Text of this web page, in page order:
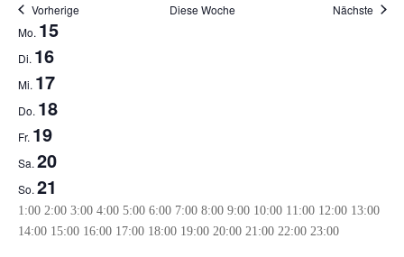
Vorherige Diese Woche Nächste
Woche
von
Veranstaltungen
Mo. 15
Di. 16
Mi. 17
Do. 18
Fr. 19
Sa. 20
So. 21
0:00
1:00 2:00 3:00 4:00 5:00 6:00 7:00 8:00 9:00 10:00 11:00 12:00 13:00
14:00 15:00 16:00 17:00 18:00 19:00 20:00 21:00 22:00 23:000:00